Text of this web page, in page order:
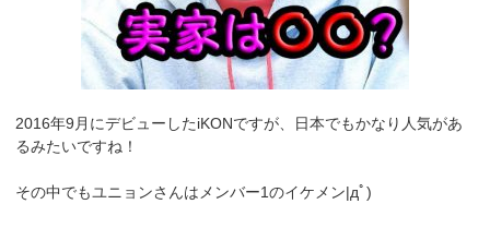
2016年9月にデビューしたiKONですが、日本でもかなり人気があ
るみたいですね！
その中でもユニョンさんはメンバー1のイケメン|дﾟ)